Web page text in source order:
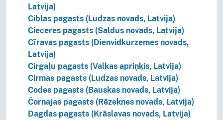
Latvija)
Ciblas pagasts (Ludzas novads, Latvija)
Cieceres pagasts (Saldus novads, Latvija)
Cīravas pagasts (Dienvidkurzemes novads,
Latvija)
Cirgaļu pagasts (Valkas apriņķis, Latvija)
Cirmas pagasts (Ludzas novads, Latvija)
Codes pagasts (Bauskas novads, Latvija)
Čornajas pagasts (Rēzeknes novads, Latvija)
Dagdas pagasts (Krāslavas novads, Latvija)